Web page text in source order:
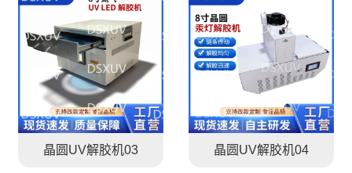
晶圆UV解胶机03 晶圆UV解胶机04